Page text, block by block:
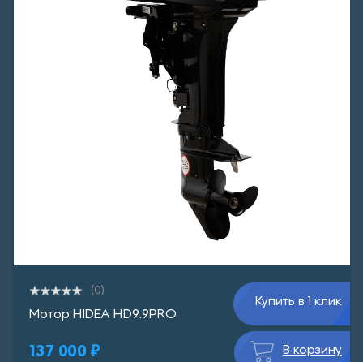
(0)
Мотор HIDEA HD9.9PRO
137 000 ₽
Купить в 1 клик
В корзину